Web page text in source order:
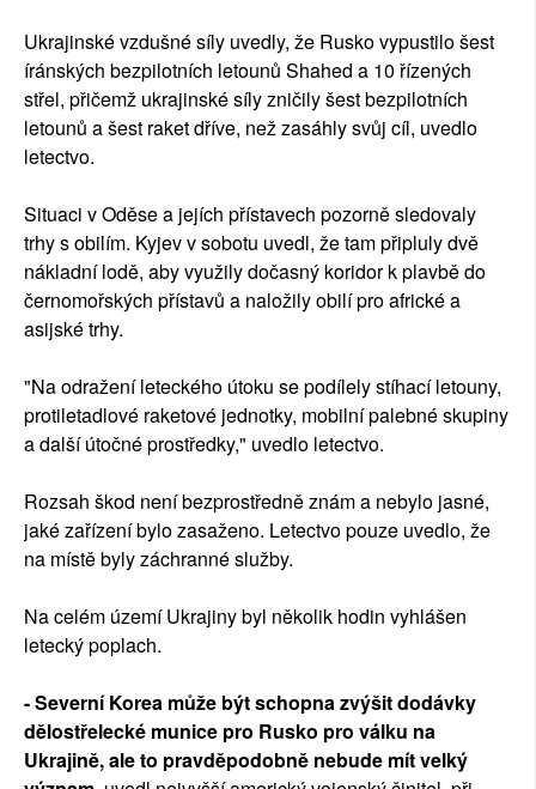
Ukrajinské vzdušné síly uvedly, že Rusko vypustilo šest
íránských bezpilotních letounů Shahed a 10 řízených
střel, přičemž ukrajinské síly zničily šest bezpilotních
letounů a šest raket dříve, než zasáhly svůj cíl, uvedlo
letectvo.
Situaci v Oděse a jejích přístavech pozorně sledovaly
trhy s obilím. Kyjev v sobotu uvedl, že tam připluly dvě
nákladní lodě, aby využily dočasný koridor k plavbě do
černomořských přístavů a naložily obilí pro africké a
asijské trhy.
"Na odražení leteckého útoku se podílely stíhací letouny,
protiletadlové raketové jednotky, mobilní palebné skupiny
a další útočné prostředky," uvedlo letectvo.
Rozsah škod není bezprostředně znám a nebylo jasné,
jaké zařízení bylo zasaženo. Letectvo pouze uvedlo, že
na místě byly záchranné služby.
Na celém území Ukrajiny byl několik hodin vyhlášen
letecký poplach.
- Severní Korea může být schopna zvýšit dodávky
dělostřelecké munice pro Rusko pro válku na
Ukrajině, ale to pravděpodobně nebude mít velký